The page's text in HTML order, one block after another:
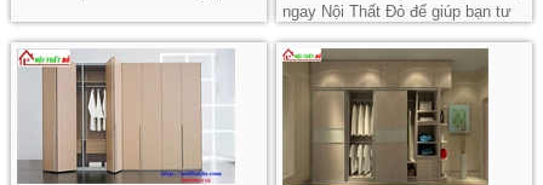
áo giá rẻ nhất tại tphcm
ngay Nội Thất Đỏ để giúp bạn tư
yêu cầu bạn nhé.